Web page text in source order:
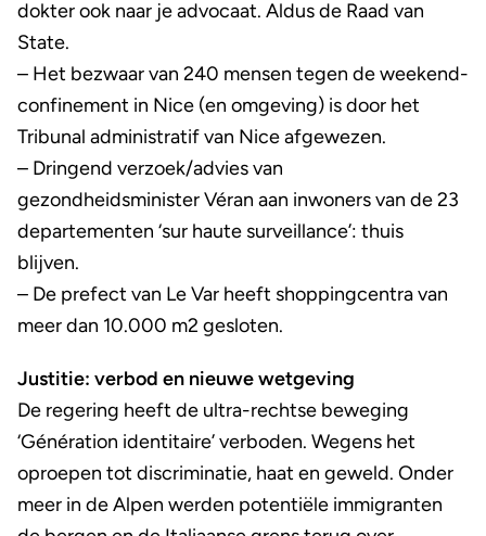
dokter ook naar je advocaat. Aldus de Raad van
State.
– Het bezwaar van 240 mensen tegen de weekend-
confinement in Nice (en omgeving) is door het
Tribunal administratif van Nice afgewezen.
– Dringend verzoek/advies van
gezondheidsminister Véran aan inwoners van de 23
departementen ‘sur haute surveillance’: thuis
blijven.
– De prefect van Le Var heeft shoppingcentra van
meer dan 10.000 m2 gesloten.
Justitie: verbod en nieuwe wetgeving
De regering heeft de ultra-rechtse beweging
‘Génération identitaire’ verboden. Wegens het
oproepen tot discriminatie, haat en geweld. Onder
meer in de Alpen werden potentiële immigranten